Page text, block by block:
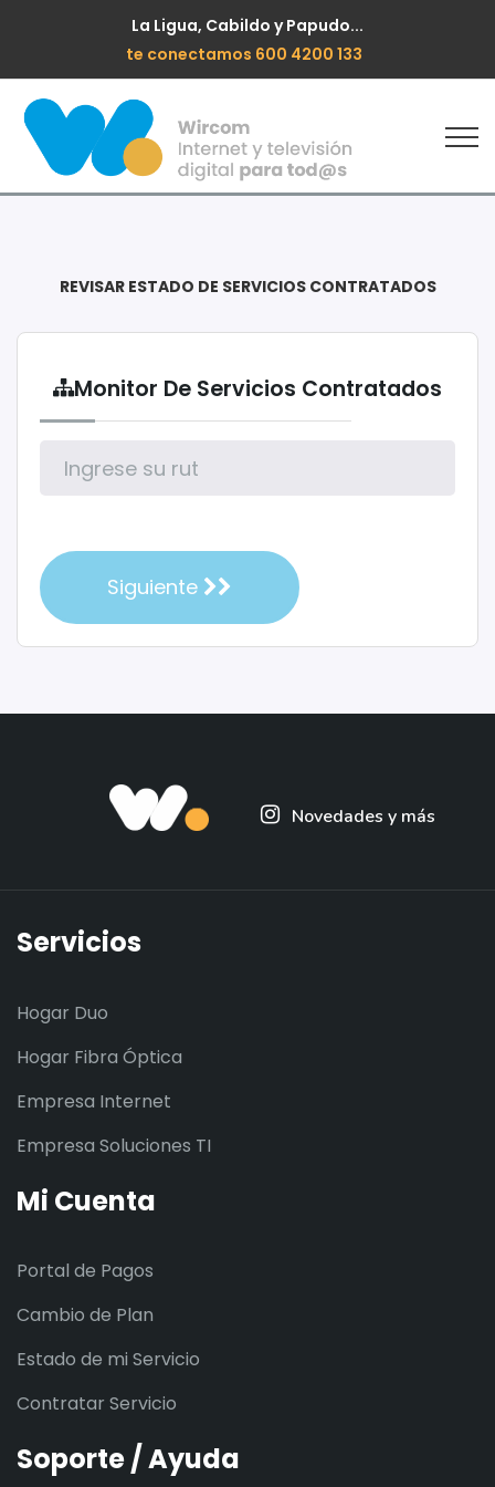
La Ligua, Cabildo y Papudo...
te conectamos 600 4200 133
REVISAR ESTADO DE SERVICIOS CONTRATADOS
Monitor De Servicios Contratados
Siguiente
Novedades y más
Servicios
Hogar Duo
Hogar Fibra Óptica
Empresa Internet
Empresa Soluciones TI
Mi Cuenta
Portal de Pagos
Cambio de Plan
Estado de mi Servicio
Contratar Servicio
Soporte / Ayuda